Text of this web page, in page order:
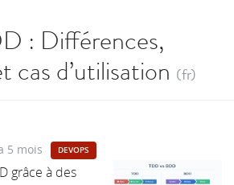
: Différences,
cas d’utilisation (fr)
5 mois DEVOPS
grâce à des